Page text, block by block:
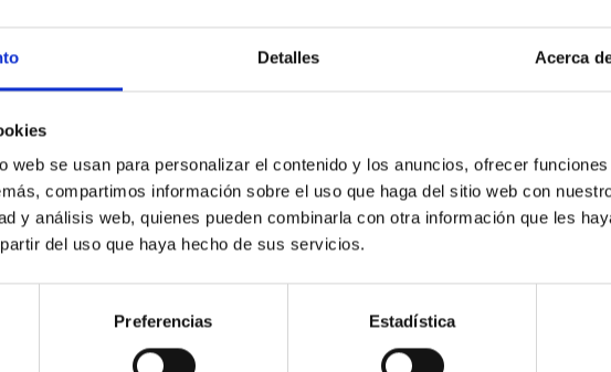
Detalles Acerca
web se usan para personalizar el contenido y los anuncios, ofrecer
compartimos información sobre el uso que haga del sitio web con
y análisis web, quienes pueden combinarla con otra información que les
del uso que haya hecho de sus servicios.
Preferencias Estadística
investigador del IAC Rafael Rebolo, elegido académico
Ciencias de España
Instituto de Astrofísica de Canarias (IAC) celebra el nombramiento de su
del CSIC, como académico de número de la Real Academia de
una de las instituciones científicas más antiguas y prestigiosas del país.
de marzo de la Academia, supone un reconocimiento a la extensa y
su contribución al desarrollo de la astrofísica moderna desde España y,